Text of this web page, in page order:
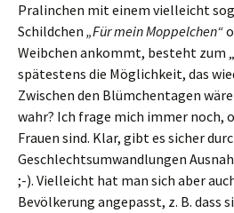
Pralinchen mit einem vielleicht
Schildchen „Für mein Moppelchen“
Weibchen ankommt, besteht zum
spätestens die Möglichkeit, das
Zwischen den Blümchentagen
wahr? Ich frage mich immer noch,
Frauen sind. Klar, gibt es sicher
Geschlechtsumwandlungen
;-). Vielleicht hat man sich aber
Bevölkerung angepasst, z. B. dass